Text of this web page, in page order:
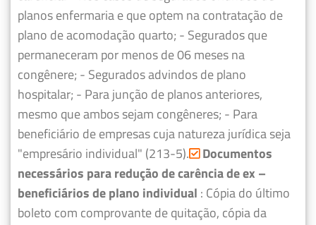
planos enfermaria e que optem na contratação de
plano de acomodação quarto; - Segurados que
permaneceram por menos de 06 meses na
congênere; - Segurados advindos de plano
hospitalar; - Para junção de planos anteriores,
mesmo que ambos sejam congêneres; - Para
beneficiário de empresas cuja natureza jurídica seja
"empresário individual" (213-5). Documentos
necessários para redução de carência de ex –
beneficiários de plano individual : Cópia do último
boleto com comprovante de quitação, cópia da